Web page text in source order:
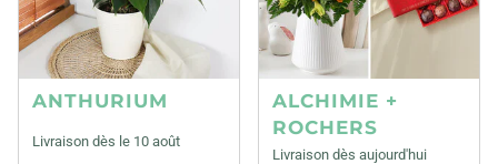
ANTHURIUM
Livraison dès le 10 août
ALCHIMIE +
ROCHERS
Livraison dès aujourd'hui